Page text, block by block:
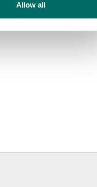
Allow all